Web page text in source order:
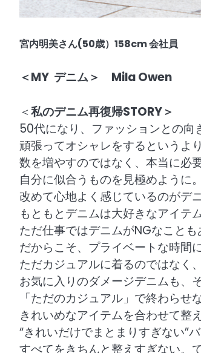
宮内明美さん(50歳）158cm 会社員
＜MY デニム＞ Mila Owen
＜私のデニム再復帰STORY＞
50代になり、 ファッションとの向
頑張ってオシャレをするというよ
数を増やすのではなく、本当に必
自分に似合うものを見極めように
改めて心地よく感じているのがデニ
もともとデニムは大好きなアイテム
ただ仕事ではデニムがNGなこと
だからこそ、プライベートな時間
ただカジュアルに着るのではなく
お気に入りのダメージデニムも、
「ただのカジュアル」 で終わらせ
きれいめなアイテムを合わせて整
“きれいだけでまとまりすぎない”
すべてをきちんと整えすぎない。